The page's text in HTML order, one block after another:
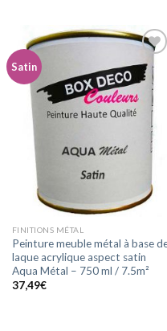
Satin
Ajouter
à la
wishlist
FINITIONS MÉTAL
Peinture meuble métal à base
laque acrylique aspect satin
Aqua Métal – 750 ml / 7.5m²
37,49€